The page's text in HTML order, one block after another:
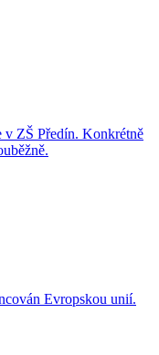
v ZŠ Předín. Konkrétně
Evropskou unií.